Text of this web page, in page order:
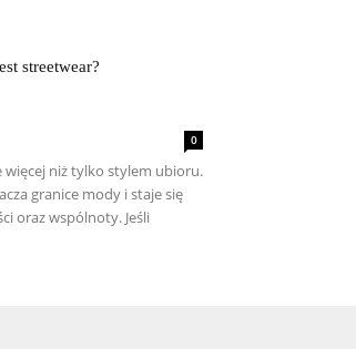
streetwear?
0
więcej niż tylko stylem ubioru.
granice mody i staje się
oraz wspólnoty. Jeśli